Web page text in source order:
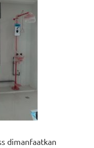
dimanfaatkan